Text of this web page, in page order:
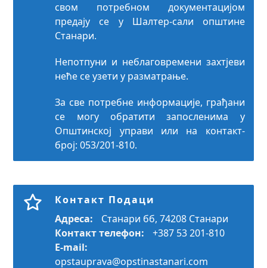
свом потребном документацијом
предају се у Шалтер-сали општине
Станари.
Непотпуни и неблаговремени захтјеви
неће се узети у разматрање.
За све потребне информације, грађани
се могу обратити запосленима у
Општинској управи или на контакт-
број: 053/201-810.
Контакт Подаци
Адреса:
Станари бб, 74208 Станари
Контакт телефон:
+387 53 201-810
E-mail:
opstauprava@opstinastanari.com